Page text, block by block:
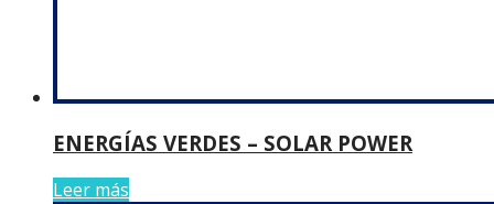
ENERGÍAS VERDES – SOLAR POWER
Leer más